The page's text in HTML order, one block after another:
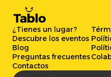
¿Tienes un lugar?
Descubre los eventos
Blog
Preguntas frecuentes
Contactos